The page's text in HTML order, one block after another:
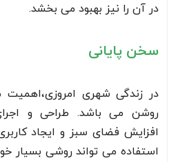
در آن را نیز بهبود می بخشد.
سخن پایانی
در زندگی شهری
روشن می باشد. طراحی و
افزایش فضای سبز و ایجاد
استفاده می تواند روشی بسیار